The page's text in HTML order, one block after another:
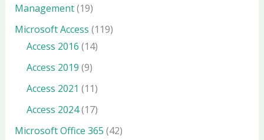
Management(19)
Microsoft Access (119)
Access 2016 (14)
Access 2019 (9)
Access 2021 (11)
Access 2024(17)
Microsoft Office 365 (42)